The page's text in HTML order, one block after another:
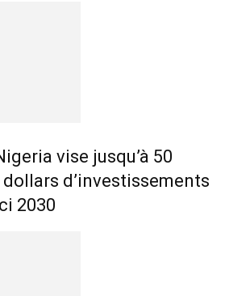
vise jusqu’à 50
d’investissements
2030